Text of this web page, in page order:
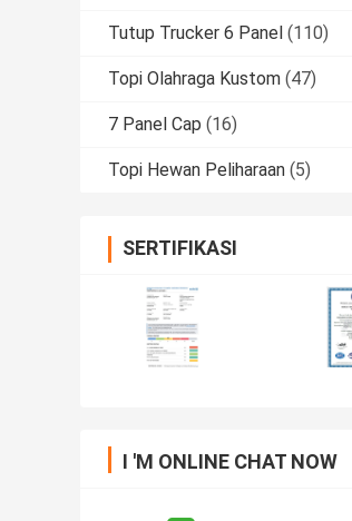
Tutup Trucker 6 Panel (110)
Topi Olahraga Kustom (47)
7 Panel Cap (16)
Topi Hewan Peliharaan (5)
SERTIFIKASI
I 'M ONLINE CHAT NOW